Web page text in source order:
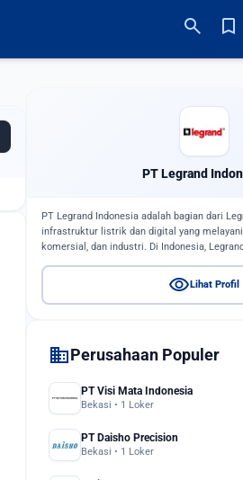
search bookmark
PT Legrand
PT Legrand Indonesia adalah bagian dari
infrastruktur listrik dan digital yang
komersial, dan industri. Di Indonesia,
visibilityLihat Profil
domainPerusahaan Populer
PT Visi Mata Indonesia
Bekasi • 1 Loker
PT Daisho Precision
Bekasi • 1 Loker